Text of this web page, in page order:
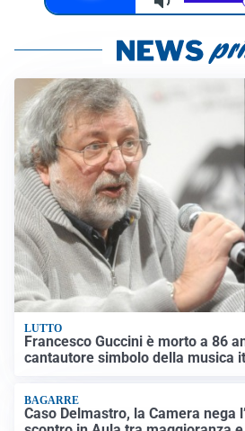
LUTTO
Francesco Guccini è morto a 86
cantautore simbolo della musica
BAGARRE
Caso Delmastro, la Camera nega